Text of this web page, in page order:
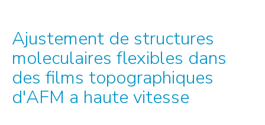
Ajustement de structures
moleculaires flexibles dans
des films topographiques
d'AFM a haute vitesse